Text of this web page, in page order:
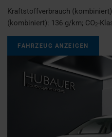
Kraftstoffverbrauch
(kombiniert): 136 g/km; CO2-
FAHRZEUG ANZEIGEN